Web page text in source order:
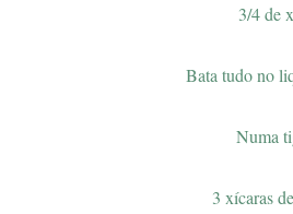
3/4 de
Bata tudo no
Numa
3 xícaras